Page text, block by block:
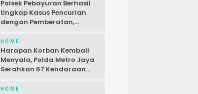
Polsek Pebayuran Berhasil
Ungkap Kasus Pencurian
dengan Pemberatan,
Karawang
HOME
Harapan Korban Kembali
Menyala, Polda Metro Jaya
Serahkan 67 Kendaraan
HOME